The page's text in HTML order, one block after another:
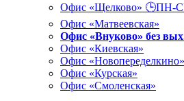
Офис «Щелково» 🕒ПН-
Офис «Матвеевская»
Офис «Внуково» без
Офис «Киевская»
Офис «Новопеределкино»
Офис «Курская»
Офис «Смоленская»